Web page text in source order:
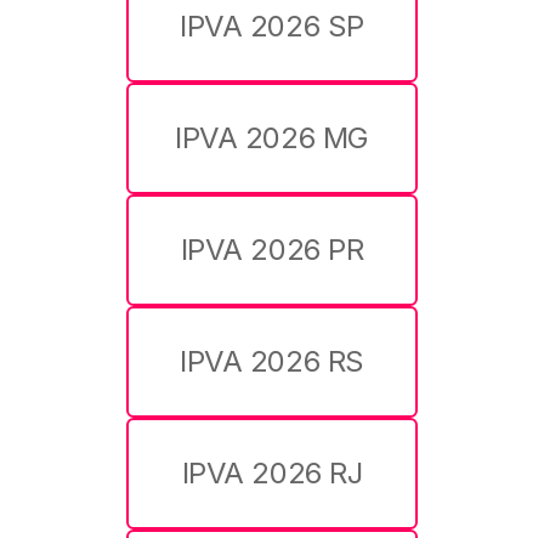
IPVA 2026 SP
IPVA 2026 MG
IPVA 2026 PR
IPVA 2026 RS
IPVA 2026 RJ